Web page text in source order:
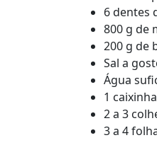
6 dentes
800 g de
200 g de
Sal a
Água
1
2 a 3
3 a 4